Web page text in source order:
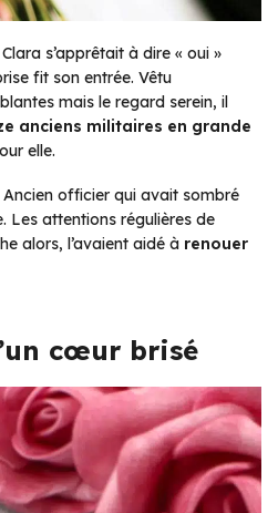
s’apprêtait à dire « oui »
fit son entrée. Vêtu
mais le regard serein, il
anciens militaires en grande
elle.
Ancien officier qui avait sombré
Les attentions régulières de
alors, l’avaient aidé à renouer
cœur brisé